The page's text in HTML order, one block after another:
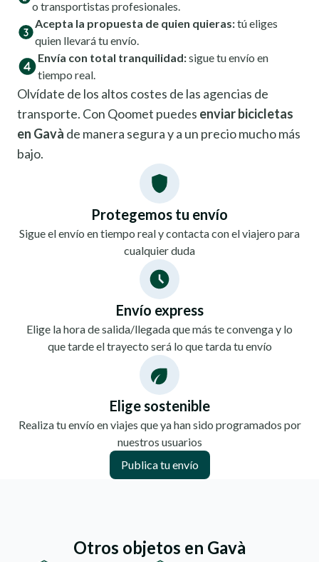
o transportistas profesionales.
Acepta la propuesta de quien quieras:tú eliges
quien llevará tu envío.
Envía con total tranquilidad:sigue tu envío en
tiempo real.
Olvídate de los altos costes de las agencias de
transporte. Con Qoomet puedes enviar bicicletas
en Gavà de manera segura y a un precio mucho más
bajo.
Protegemos tu envío
Sigue el envío en tiempo real y contacta con el viajero para
cualquier duda
Envío express
Elige la hora de salida/llegada que más te convenga y lo
que tarde el trayecto será lo que tarda tu envío
Elige sostenible
Realiza tu envío en viajes que ya han sido programados por
nuestros usuarios
Publica tu envío
Otros objetos en Gavà